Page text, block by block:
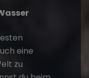
eine
zu